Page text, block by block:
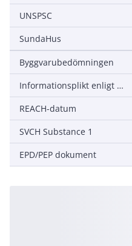
UNSPSC
SundaHus
Byggvarubedömningen
Informationsplikt enligt REACH
REACH-datum
SVCH Substance 1
EPD/PEP dokument